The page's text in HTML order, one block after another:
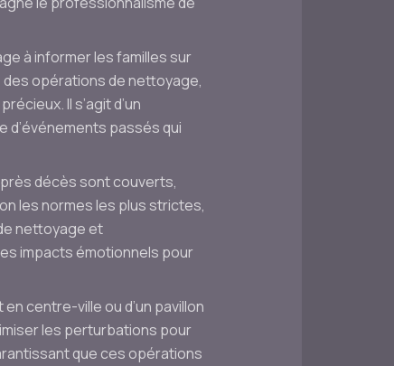
à informer les familles sur
opérations de nettoyage,
Il s’agit d’un
d’événements passés qui
décès sont couverts,
les normes les plus strictes,
nettoyage et
impacts émotionnels pour
en centre-ville ou d’un pavillon
les perturbations pour
que ces opérations